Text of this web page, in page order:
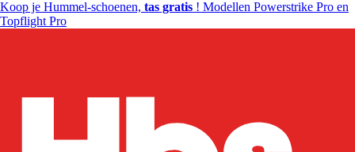
Koop je Hummel-schoenen, tas gratis ! Modellen Powerstrike Pro en
Topflight Pro